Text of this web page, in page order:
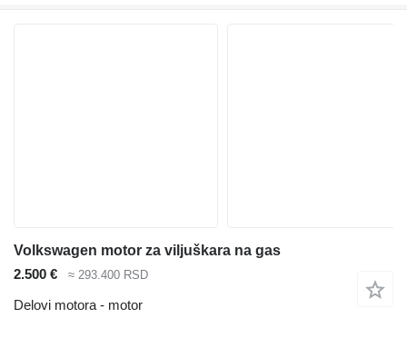
Volkswagen motor za viljuškara na gas
2.500 €
≈ 293.400 RSD
Delovi motora - motor